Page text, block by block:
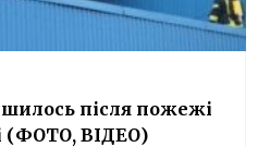
після пожежі
(ФОТО, ВІДЕО)